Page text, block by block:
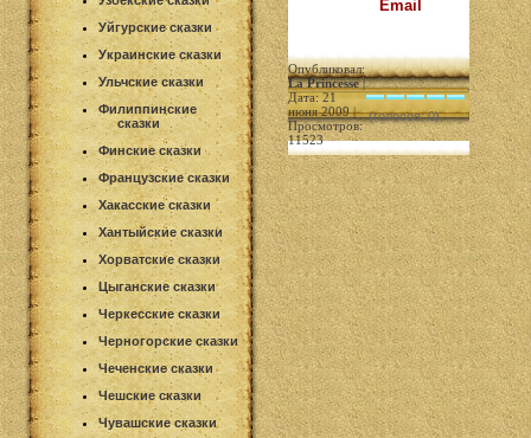
Уйгурские сказки
Украинские сказки
Ульчские сказки
Филиппинские
сказки
Финские сказки
Французские сказки
Хакасские сказки
Хантыйские сказки
Хорватские сказки
Цыганские сказки
Черкесские сказки
Черногорские сказки
Чеченские сказки
Чешские сказки
Чувашские сказки
Email
Опубликовал:
La Princesse|
Дата: 21
июня 2009 |
Просмотров:
11523
(голосов: 0)